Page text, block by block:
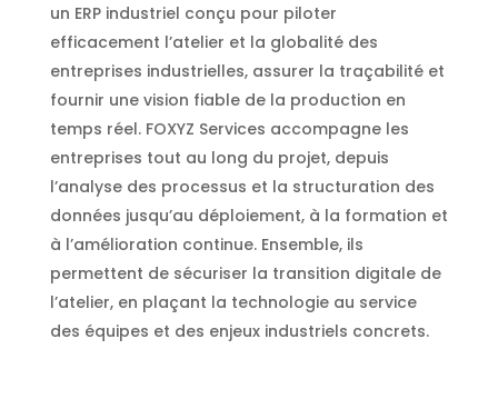
un ERP industriel conçu pour piloter
efficacement l’atelier et la globalité des
entreprises industrielles, assurer la traçabilité et
fournir une vision fiable de la production en
temps réel. FOXYZ Services accompagne les
entreprises tout au long du projet, depuis
l’analyse des processus et la structuration des
données jusqu’au déploiement, à la formation et
à l’amélioration continue. Ensemble, ils
permettent de sécuriser la transition digitale de
l’atelier, en plaçant la technologie au service
des équipes et des enjeux industriels concrets.